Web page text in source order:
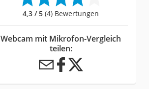
4,3 / 5 (4) Bewertungen
Webcam mit Mikrofon-Vergleich
teilen: